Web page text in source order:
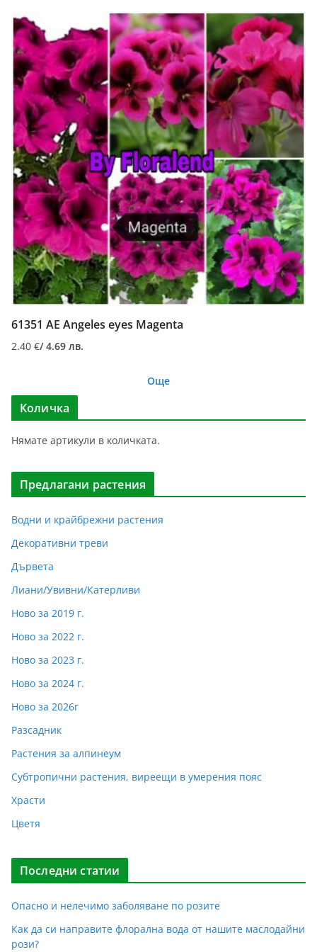
61351 AE Angeles eyes Magenta
2.40 €/ 4.69 лв.
Още
Количка
Нямате артикули в количката.
Предлагани растения
Водни и крайбрежни растения
Декоративни треви
Дървета
Лиани/Увивни/Катерливи
Ново за 2019 г.
Ново за 2022 г.
Ново за 2023 г.
Ново за 2024 г.
Ново за 2026г
Разсадник
Растения за алпинеум
Субтропични растения, виреещи в умерения пояс
Храсти
Цветя
Последни статии
Опасно и нелечимо заболяване по розите
Как да си направите флорална вода от нашите маслодайни
рози?